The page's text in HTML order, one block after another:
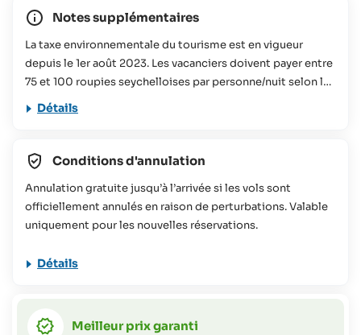
Notes supplémentaires
La taxe environnementale du tourisme est en vigueur
depuis le 1er août 2023. Les vacanciers doivent payer entre
75 et 100 roupies seychelloises par personne/nuit selon la
taille de l'hébergement réservé. Cette contribution sera
dans notreFAQs
mobilité réduite (veuillez contacter SeyVillas pour plus
d'informations).
Détails
Conditions d'annulation
Annulation gratuite jusqu’à l’arrivée si les vols sont
officiellement annulés en raison de perturbations. Valable
uniquement pour les nouvelles réservations.
Détails
Meilleur prix garanti